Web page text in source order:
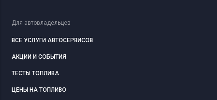
Для автовладельцев
ВСЕ УСЛУГИ АВТОСЕРВИСОВ
АКЦИИ И СОБЫТИЯ
ТЕСТЫ ТОПЛИВА
ЦЕНЫ НА ТОПЛИВО